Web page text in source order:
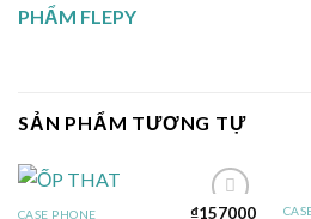
PHẨM FLEPY
SẢN PHẨM TƯƠNG TỰ
CASE PHONE ₫157000